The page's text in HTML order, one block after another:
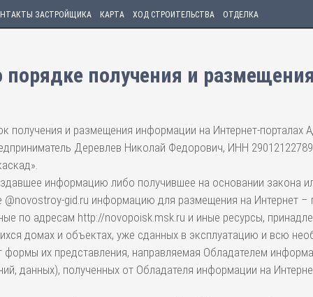
ЗАСТРОЙЩИКА КАРТА ХОД СТРОИТЕЛЬСТВА ОТДЕЛКА
порядке получения и
и размещения информации на Интернет-порталах
Деревлев Николай Федорович, ИНН
информацию либо получившее на основании закона
gid.ru информацию для размещения на Интернет –
по адресам http://novopoisk.msk.ru и иные ресурсы,
домах и объектах, уже сданных в эксплуатацию и всю
их представления, направляемая Обладателем
данных), полученных от Обладателя информации на